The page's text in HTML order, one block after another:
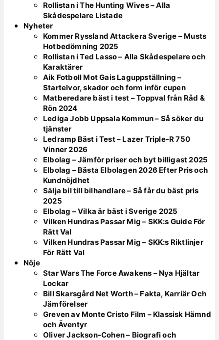
Rollistan i The Hunting Wives – Alla
Skådespelare Listade
Nyheter
Kommer Ryssland Attackera Sverige – Musts
Hotbedömning 2025
Rollistan i Ted Lasso – Alla Skådespelare och
Karaktärer
Aik Fotboll Mot Gais Laguppställning –
Startelvor, skador och form inför cupen
Matberedare bäst i test – Toppval från Råd &
Rön 2024
Lediga Jobb Uppsala Kommun – Så söker du
tjänster
Ledramp Bäst i Test – Lazer Triple-R 750
Vinner 2026
Elbolag – Jämför priser och byt billigast 2025
Elbolag – Bästa Elbolagen 2026 Efter Pris och
Kundnöjdhet
Sälja bil till bilhandlare – Så får du bäst pris
2025
Elbolag – Vilka är bäst i Sverige 2025
Vilken Hundras Passar Mig – SKK:s Guide För
Rätt Val
Vilken Hundras Passar Mig – SKK:s Riktlinjer
För Rätt Val
Nöje
Star Wars The Force Awakens – Nya Hjältar
Lockar
Bill Skarsgård Net Worth – Fakta, Karriär Och
Jämförelser
Greven av Monte Cristo Film – Klassisk Hämnd
och Äventyr
Oliver Jackson-Cohen – Biografi och